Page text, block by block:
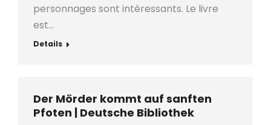
personnages sont intéressants. Le livre
est…
Details
Der Mörder kommt auf sanften
Pfoten | Deutsche Bibliothek